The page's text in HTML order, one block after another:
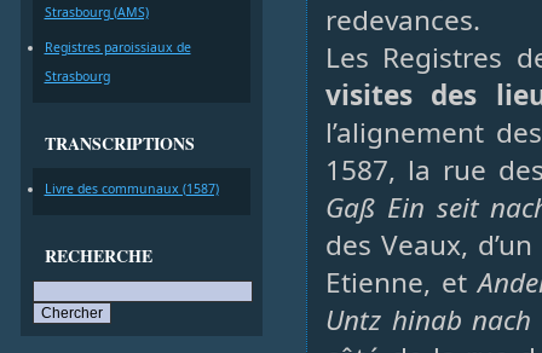
Strasbourg (AMS)
Registres paroissiaux de
Strasbourg
TRANSCRIPTIONS
Livre des communaux (1587)
RECHERCHE
redevances.
Les Registres
visites des
l’alignement
1587, la rue
Gaß Ein seit
des Veaux,
Etienne, et
Untz hinab nach